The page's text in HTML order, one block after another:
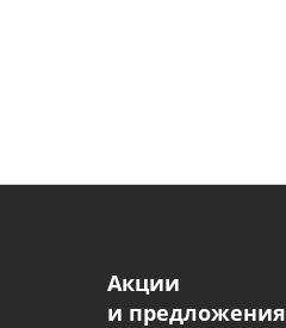
Акции
и предложения